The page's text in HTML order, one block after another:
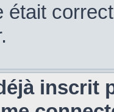
était
inscrit